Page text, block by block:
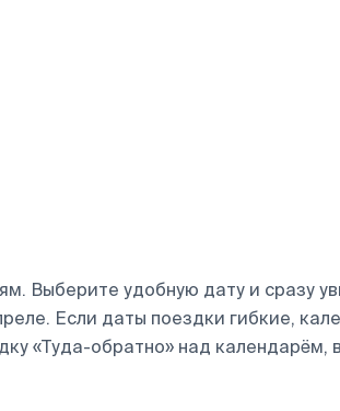
Выберите удобную дату и сразу
Если даты поездки гибкие,
«Туда-обратно» над